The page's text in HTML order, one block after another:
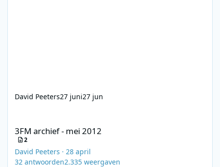
David Peeters27 juni27 jun
3FM archief - mei 2012
2
David Peeters · 28 april
32 antwoorden2.335 weergaven